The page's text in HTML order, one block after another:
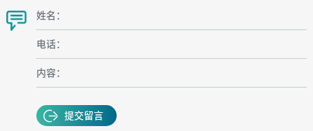
姓名：
电话：
内容：
提交留言